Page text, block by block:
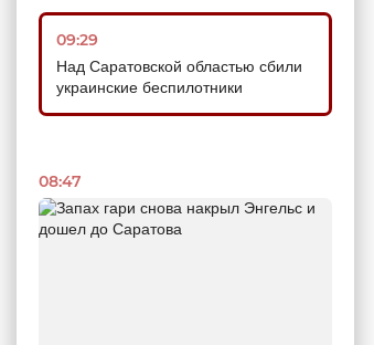
09:29
Над Саратовской областью сбили
украинские беспилотники
08:47